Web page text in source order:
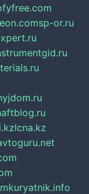
sp-or.ru
lcna.kz
kuryatnik.info